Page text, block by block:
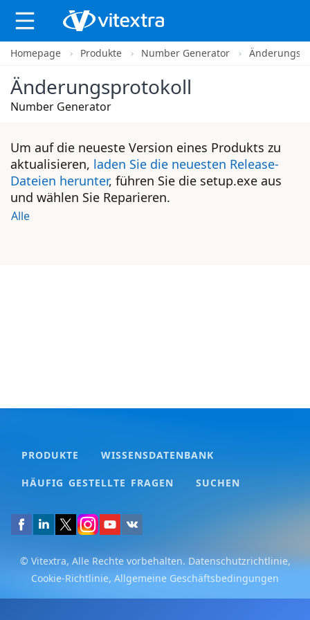
X
Homepage Produkte Number Generator
Änderungsprotokoll
Number Generator
Um auf die neueste Version eines Produkts zu
aktualisieren, laden Sie die neuesten Release-
Dateien herunter, führen Sie die setup.exe aus
und wählen Sie Reparieren.
Alle
PRODUKTE WISSENSDATENBANK
HÄUFIG GESTELLTE FRAGEN SUCHEN
© Vitextra, Alle Rechte vorbehalten. Datenschutzrichtlinie,
Cookie-Richtlinie, Allgemeine Geschäftsbedingungen